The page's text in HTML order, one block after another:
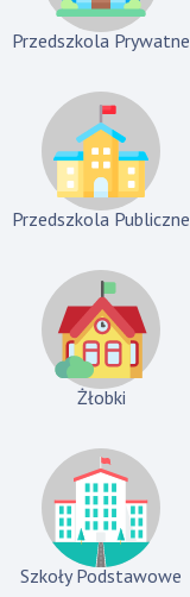
Przedszkola Prywatne
Przedszkola Publiczne
Żłobki
Szkoły Podstawowe